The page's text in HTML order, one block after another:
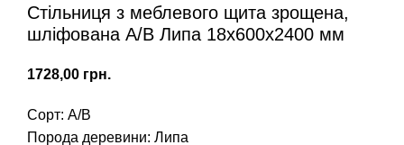
Стільниця з меблевого щита зрощена,
шліфована А/В Липа 18х600х2400 мм
грн.
Сорт: А/В
Порода деревини: Липа